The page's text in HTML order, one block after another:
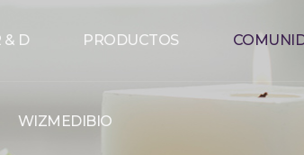
& D PRODUCTOS
WIZMEDIBIO